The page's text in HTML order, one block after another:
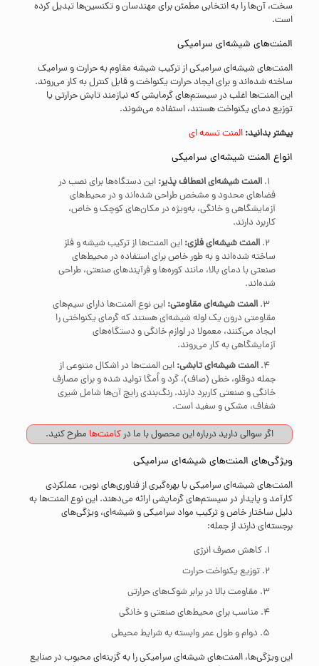
سخت، آن‌ها را به انتخابی مطمئن برای مهندسان و تکنسین‌ها تبدیل کرده
است.
المنت‌های شیشه‌ای سرامیکی
المنت‌های شیشه‌ای سرامیکی از ترکیب شیشه مقاوم به حرارت و سرامیک
ساخته شده‌اند و برای ایجاد حرارت یکنواخت و قابل کنترل به کار می‌روند.
این المنت‌ها اغلب در سیستم‌های گرمایشی که نیازمند تابش حرارتی یا
توزیع دمای یکنواخت هستند، استفاده می‌شوند.
بیشتر بدانید: المنت تسمه ای
انواع المنت شیشه‌ای سرامیکی
المنت شیشه‌ای انعطاف پذیر: این دستگاه‌ها برای نصب در
فضاهای محدود و مشخص طراحی شده‌اند و در محیط‌های
آزمایشگاهی و خانگی، به‌ویژه در مکان‌های کوچک و خاص،
کاربرد دارند.
المنت شیشه‌ای فلزی: این المنت‌ها از ترکیب شیشه و فلز
ساخته شده‌اند و به طور خاص برای استفاده در محیط‌های
صنعتی با دمای بالا، مانند کوره‌ها و فرآیندهای صنعتی، طراحی
شده‌اند.
المنت شیشه‌ای مقاومتی: این نوع المنت‌ها دارای سیم‌های
مقاومتی درون یک لوله شیشه‌ای هستند که گرمای یکنواختی را
ایجاد می‌کنند، معمولا در لوازم خانگی و دستگاه‌های
آزمایشگاهی به کار می‌روند.
المنت شیشه‌ای تابشی: این المنت‌ها در اشکال متنوعی از
جمله دوقلو، خطی (صاف)، گرد و اُمگا تولید شده و برای مصارف
خانگی و صنعتی کاربرد دارند. رنگ‌بندی رایج آن‌ها شامل شیری
شفاف، مشکی و سفید است.
اگر سوالی دارید درباره این محصول با ما در کامنت‌ها مطرح کنید.
ویژگی‌های المنت‌های شیشه‌ای سرامیکی
المنت‌های شیشه‌ای سرامیکی با بهره‌گیری از فناوری‌های نوین، عملکردی
کارآمد و پایدار در سیستم‌های گرمایشی ارائه می‌دهند. این نوع المنت‌ها به
دلیل ساختار خاص و ترکیب مواد سرامیکی و شیشه‌ای، ویژگی‌های
برجسته‌ای دارند از جمله:
کاهش مصرف انرژی
توزیع یکنواخت حرارت
مقاومت بالا در برابر شوک‌های حرارتی
مناسب برای محیط‌های صنعتی و خانگی
دوام و طول عمر وابسته به شرایط محیطی
این ویژگی‌ها، المنت‌های شیشه‌ای سرامیکی را به گزینه‌ای محبوب در صنایع